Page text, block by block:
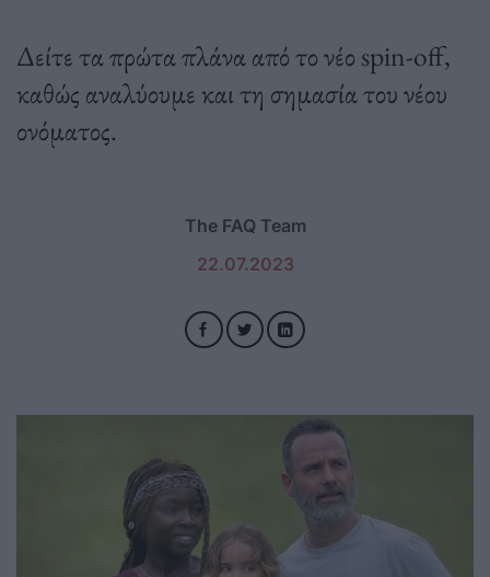
Δείτε τα πρώτα πλάνα από το νέο spin-off,
καθώς αναλύουμε και τη σημασία του νέου
ονόματος.
The FAQ Team
22.07.2023